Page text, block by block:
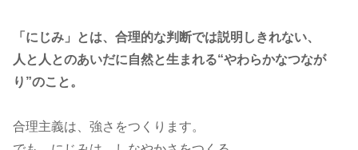
「にじみ」とは、合理的な判断では説明しきれない、
人と人とのあいだに自然と生まれる“やわらかなつなが
り”のこと。
合理主義は、強さをつくります。